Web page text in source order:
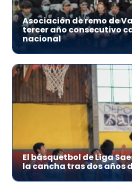
Asociación de remo de
tercer año consecutivo
nacional
El básquetbol de Liga
la cancha tras dos años